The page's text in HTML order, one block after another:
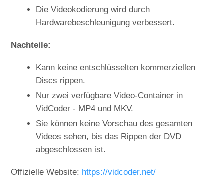
Die Videokodierung wird durch
Hardwarebeschleunigung verbessert.
Nachteile:
Kann keine entschlüsselten kommerziellen
Discs rippen.
Nur zwei verfügbare Video-Container in
VidCoder - MP4 und MKV.
Sie können keine Vorschau des gesamten
Videos sehen, bis das Rippen der DVD
abgeschlossen ist.
Offizielle Website: https://vidcoder.net/